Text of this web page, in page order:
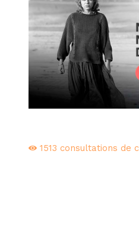
1513 consultations de